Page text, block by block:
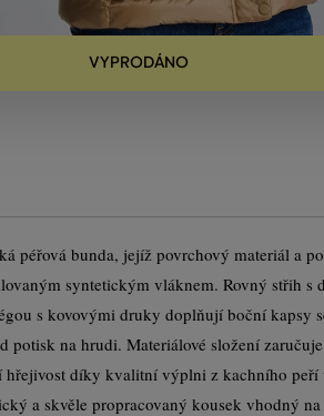
VYPRODÁNO
péřová bunda, jejíž povrchový materiál a
syntetickým vláknem. Rovný střih s
s kovovými druky doplňují boční kapsy
potisk na hrudi. Materiálové složení
hřejivost díky kvalitní výplni z kachního peří
a skvěle propracovaný kousek vhodný na